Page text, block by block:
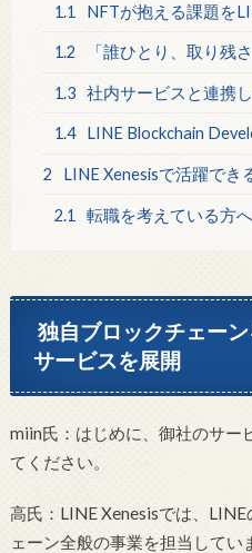
1.1 NFTが抱える課題を
1.2 「誰ひとり、取り残
1.3 社内サービスと連携
1.4 LINE Blockchain
2 LINE Xenesisで活躍でき
2.1 転職を考えている方
独自ブロックチェー
サービスを展開
miin氏：はじめに、御社のサー
てください。
高氏：LINE Xenesisでは、
ェーン全般の事業を担当して